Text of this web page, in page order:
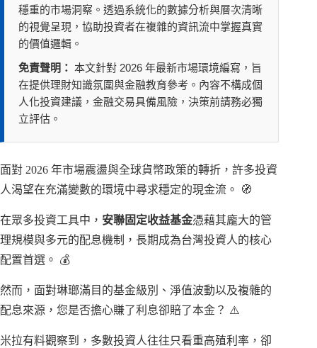
穩重的市場洞察。透過系統化的數據分析與層次清晰
的視覺呈現，協助投資者在複雜的資訊流中掌握真實
的價值邏輯。
免責聲明： 本文針對 2026 年最新市場環境編寫，旨
在提供理財知識氛圍與金融教育參考。內容不構成個
人化投資建議，金融交易具備風險，決策前請務必獨
立評估。
面對 2026 年市場震盪與全球貨幣政策的轉折，許多投資
人渴望在充滿變數的環境中尋求穩定的現金流。 🧭
在眾多投資工具中， 安聯固定收益基金憑藉其龐大的管
理規模與多元的配息機制，長期成為台灣投資人的核心
配置首選。 💰
然而，面對琳瑯滿目的基金級別、淨值波動以及複雜的
配息來源，您是否擔心賺了利息卻賠了本金？ ⚠️
米拉有料觀察到，多數投資人往往只看重高殖利率，卻